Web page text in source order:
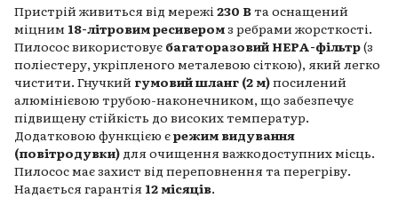
Пристрій живиться від мережі 230 Вта оснащений
міцним 18-літровим ресиверомз ребрами жорсткості.
Пилосос використовує багаторазовий HEPA-фільтр(з
поліестеру, укріпленого металевою сіткою), який легко
чистити. Гнучкий гумовий шланг (2 м)посилений
алюмінієвою трубою-наконечником, що забезпечує
підвищену стійкість до високих температур.
Додатковою функцією єрежим видування
(повітродувки) для очищення важкодоступних місць.
Пилосос має захист від переповнення та перегріву.
Надається гарантія 12 місяців.